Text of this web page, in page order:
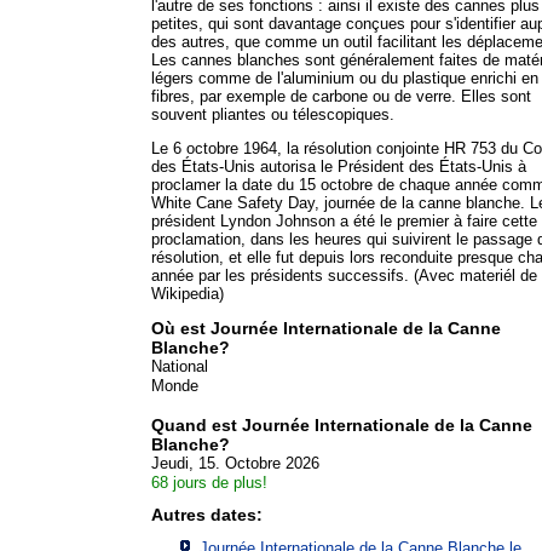
l'autre de ses fonctions : ainsi il existe des cannes plus
petites, qui sont davantage conçues pour s'identifier
des autres, que comme un outil facilitant les
Les cannes blanches sont généralement faites de
légers comme de l'aluminium ou du plastique enrichi en
fibres, par exemple de carbone ou de verre. Elles sont
souvent pliantes ou télescopiques.
Le 6 octobre 1964, la résolution conjointe HR 753 du
des États-Unis autorisa le Président des États-Unis à
proclamer la date du 15 octobre de chaque année
White Cane Safety Day, journée de la canne blanche.
président Lyndon Johnson a été le premier à faire cette
proclamation, dans les heures qui suivirent le passage
résolution, et elle fut depuis lors reconduite presque
année par les présidents successifs. (Avec materiél de
Wikipedia)
Où est Journée Internationale de la Canne
Blanche?
National
Monde
Quand est Journée Internationale de la Canne
Blanche?
Jeudi, 15. Octobre 2026
68 jours de plus!
Autres dates: